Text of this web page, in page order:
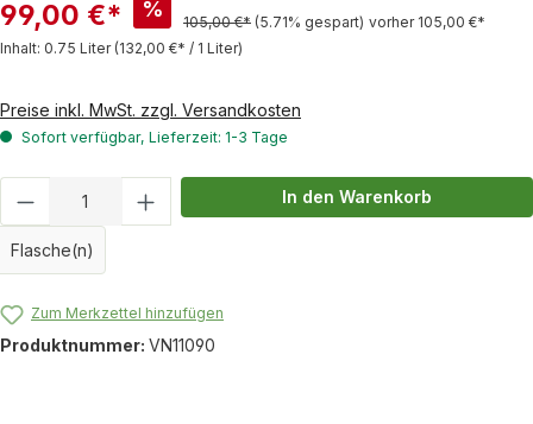
99,00 €* %
105,00 €* (5.71% gespart) vorher 105,00 €*
Inhalt: 0.75 Liter (132,00 €* / 1 Liter)
Preise inkl. MwSt. zzgl. Versandkosten
Sofort verfügbar, Lieferzeit: 1-3 Tage
Produkt Anzahl: Gib den gewünschten
Flasche(n)
In den Warenkorb
Zum Merkzettel hinzufügen
Produktnummer: VN11090